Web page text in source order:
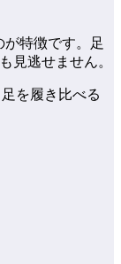
特徴です。足
見逃せません。
を履き比べる